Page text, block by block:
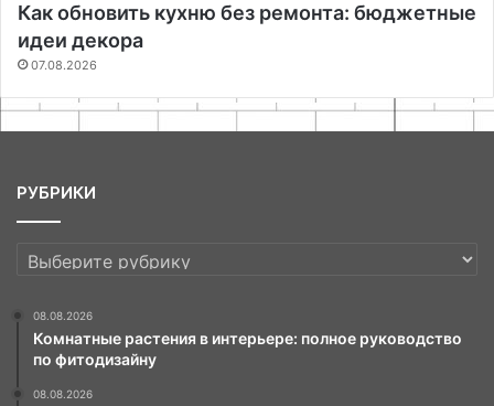
Как обновить кухню без ремонта: бюджетные
идеи декора
07.08.2026
РУБРИКИ
РУБРИКИ
08.08.2026
Комнатные растения в интерьере: полное руководство
по фитодизайну
08.08.2026